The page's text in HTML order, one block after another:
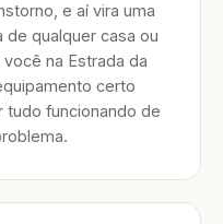
e aí vira uma
de qualquer casa ou
na Estrada da
certo
tudo funcionando de